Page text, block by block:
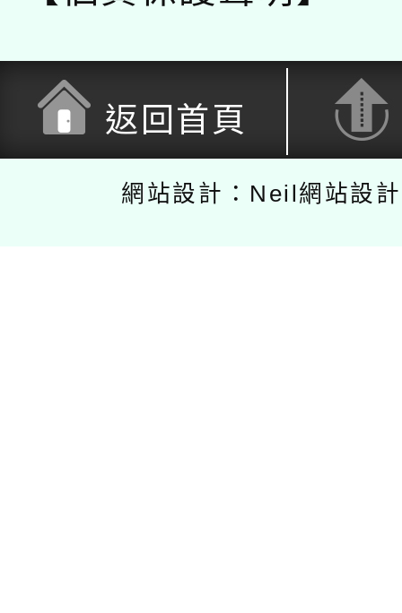
返回首頁
網站設計：Neil網站設